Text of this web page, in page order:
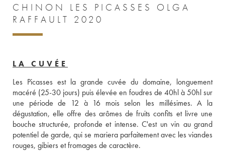
CHINON LES PICASSES OLGA
RAFFAULT 2020
LA CUVÉE
Les Picasses est la grande cuvée du domaine, longuement
macéré (25-30 jours) puis élevée en foudres de 40hl à 50hl sur
une période de 12 à 16 mois selon les millésimes. A la
dégustation, elle offre des arômes de fruits confits et livre une
bouche structurée, profonde et intense. C'est un vin au grand
potentiel de garde, qui se mariera parfaitement avec les viandes
rouges, gibiers et fromages de caractère.